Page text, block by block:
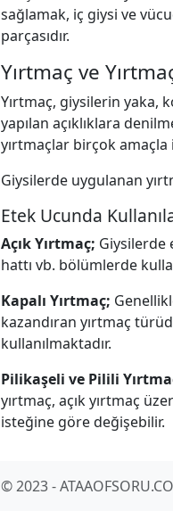
sağlamak, iç giysi ve
parçasıdır.
Yırtmaç ve
Yırtmaç, giysilerin yaka,
yapılan açıklıklara
yırtmaçlar birçok amaçla
Giysilerde uygulanan
Etek Ucunda
Açık Yırtmaç; Giysilerde
hattı vb. bölümlerde
Kapalı Yırtmaç;
kazandıran yırtmaç
kullanılmaktadır.
Pilikaşeli ve Pilili
yırtmaç, açık yırtmaç
isteğine göre değişebilir.
© 2023 -